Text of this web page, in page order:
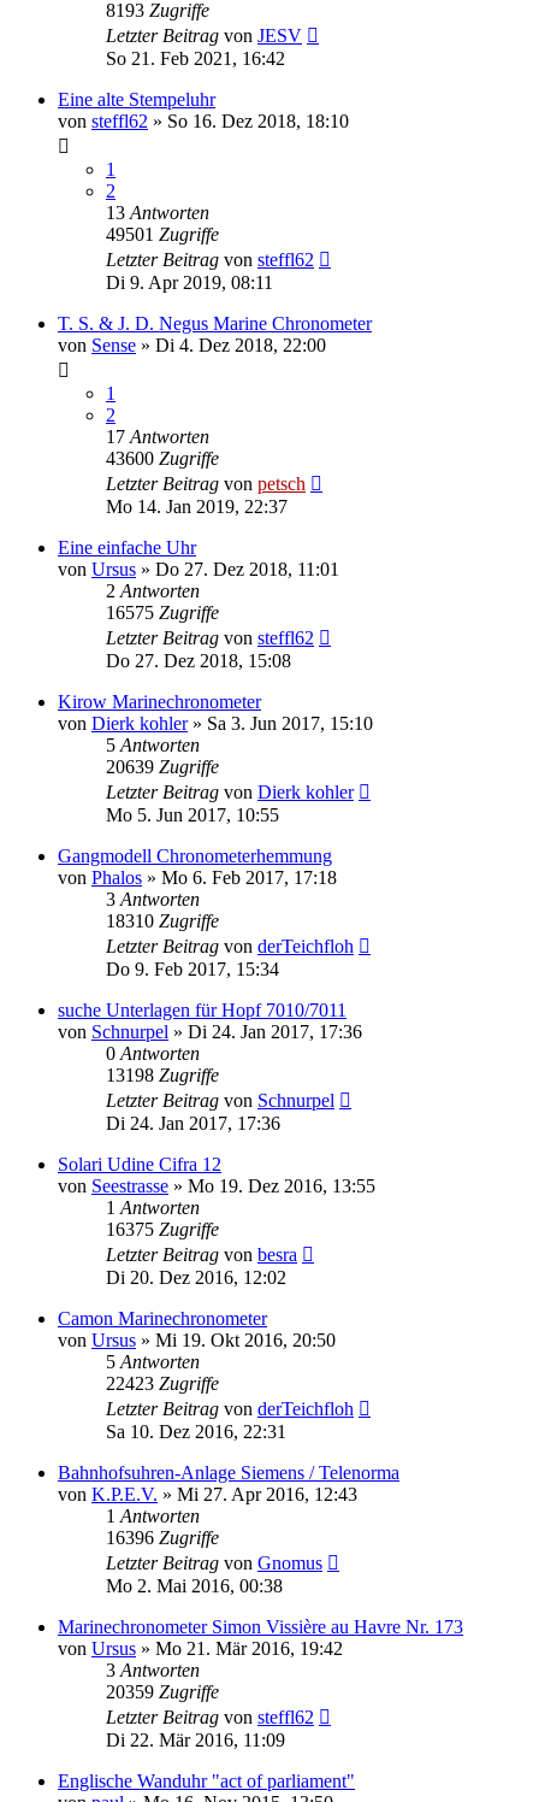
8193 Zugriffe
Letzter Beitrag von JESV
So 21. Feb 2021, 16:42
Eine alte Stempeluhr
von steffl62 » So 16. Dez 2018, 18:10
1
2
13 Antworten
49501 Zugriffe
Letzter Beitrag von steffl62
Di 9. Apr 2019, 08:11
T. S. & J. D. Negus Marine Chronometer
von Sense » Di 4. Dez 2018, 22:00
1
2
17 Antworten
43600 Zugriffe
Letzter Beitrag von petsch
Mo 14. Jan 2019, 22:37
Eine einfache Uhr
von Ursus » Do 27. Dez 2018, 11:01
2 Antworten
16575 Zugriffe
Letzter Beitrag von steffl62
Do 27. Dez 2018, 15:08
Kirow Marinechronometer
von Dierk kohler» Sa 3. Jun 2017, 15:10
5 Antworten
20639 Zugriffe
Letzter Beitrag von Dierk kohler
Mo 5. Jun 2017, 10:55
Gangmodell Chronometerhemmung
von Phalos » Mo 6. Feb 2017, 17:18
3 Antworten
18310 Zugriffe
Letzter Beitrag von derTeichfloh
Do 9. Feb 2017, 15:34
suche Unterlagen für Hopf 7010/7011
von Schnurpel » Di 24. Jan 2017, 17:36
0 Antworten
13198 Zugriffe
Letzter Beitrag von Schnurpel
Di 24. Jan 2017, 17:36
Solari Udine Cifra 12
von Seestrasse » Mo 19. Dez 2016, 13:55
1 Antworten
16375 Zugriffe
Letzter Beitrag von besra
Di 20. Dez 2016, 12:02
Camon Marinechronometer
von Ursus » Mi 19. Okt 2016, 20:50
5 Antworten
22423 Zugriffe
Letzter Beitrag von derTeichfloh
Sa 10. Dez 2016, 22:31
Bahnhofsuhren-Anlage Siemens / Telenorma
von K.P.E.V. » Mi 27. Apr 2016, 12:43
1 Antworten
16396 Zugriffe
Letzter Beitrag von Gnomus
Mo 2. Mai 2016, 00:38
Marinechronometer Simon Vissière au Havre Nr. 173
von Ursus » Mo 21. Mär 2016, 19:42
3 Antworten
20359 Zugriffe
Letzter Beitrag von steffl62
Di 22. Mär 2016, 11:09
Englische Wanduhr "act of parliament"